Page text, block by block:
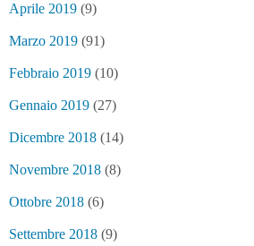
Aprile 2019 (9)
Marzo 2019 (91)
Febbraio 2019 (10)
Gennaio 2019 (27)
Dicembre 2018 (14)
Novembre 2018 (8)
Ottobre 2018 (6)
Settembre 2018 (9)